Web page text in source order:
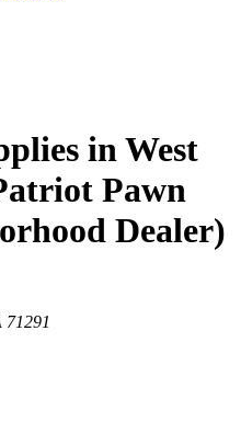
in West
Pawn
Dealer)
71291